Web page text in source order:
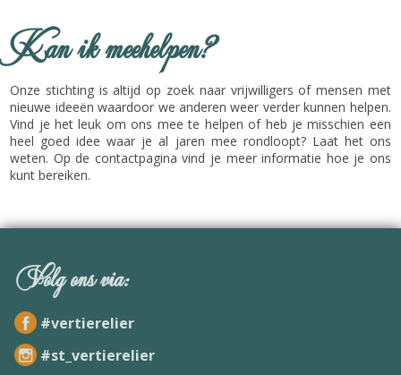
Kan ik meehelpen?
Onze stichting is altijd op zoek naar vrijwilligers of mensen met
nieuwe ideeën waardoor we anderen weer verder kunnen helpen.
Vind je het leuk om ons mee te helpen of heb je misschien een
heel goed idee waar je al jaren mee rondloopt? Laat het ons
weten. Op de contactpagina vind je meer informatie hoe je ons
kunt bereiken.
Volg ons via:
#vertierelier
#st_vertierelier